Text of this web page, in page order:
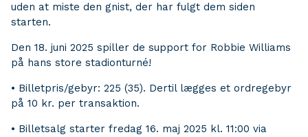
uden at miste den gnist, der har fulgt dem siden
starten.
Den 18. juni 2025 spiller de support for Robbie Williams
på hans store stadionturné!
• Billetpris/gebyr: 225 (35). Dertil lægges et ordregebyr
på 10 kr. per transaktion.
• Billetsalg starter fredag 16. maj 2025 kl. 11:00 via